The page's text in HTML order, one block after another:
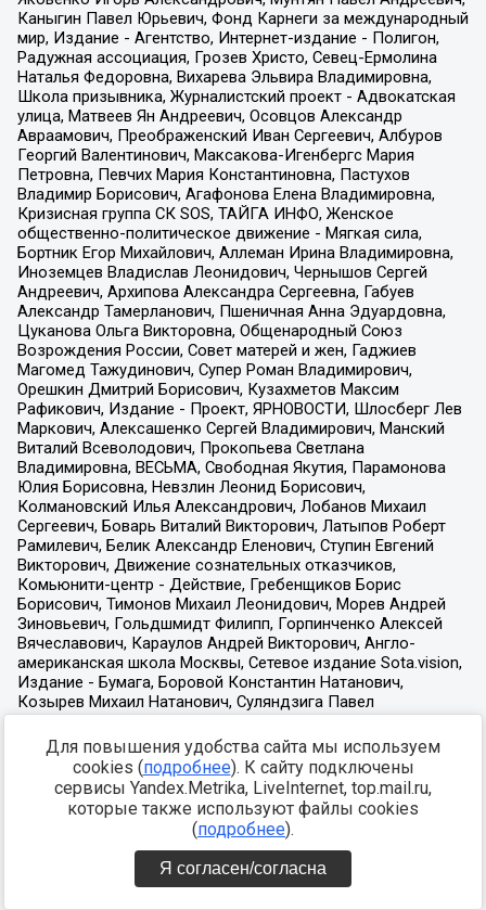
Для повышения удобства сайта мы используем
cookies (подробнее). К сайту подключены
сервисы Yandex.Metrika, LiveInternet, top.mail.ru,
которые также используют файлы cookies
(подробнее).
Я согласен/согласна